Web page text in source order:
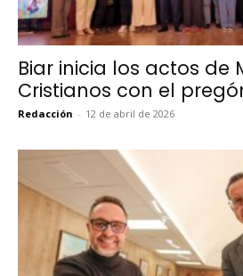
Biar inicia los actos de
Cristianos con el
Redacción - 12 de abril de 2026